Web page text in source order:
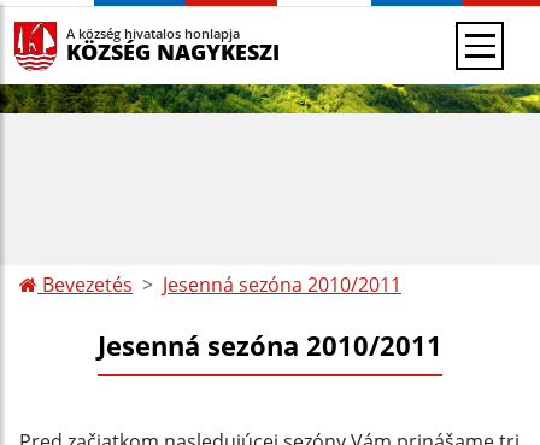
A község hivatalos honlapja
KÖZSÉG NAGYKESZI
Bevezetés Jesenná sezóna 2010/2011
Jesenná sezóna 2010/2011